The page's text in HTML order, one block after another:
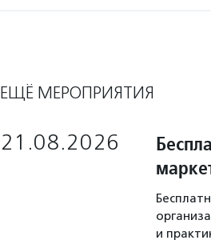
ЕЩЁ МЕРОПРИЯТИЯ
21.08.2026
и